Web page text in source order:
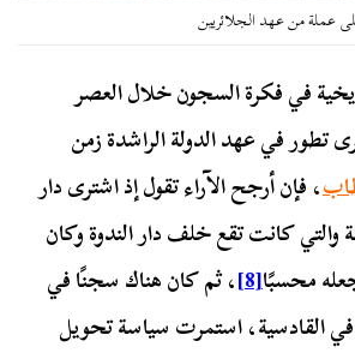
عملة من عهد الجلائريين
في فكرة السجون خلال العصر
تطور في عهد الدولة الراشدة زمن
، فإن أرجح الآراء تقول إذ اشترى دار
كانت تقع خلف دار الندوة وكان
[8] ، ثم كان هناك سجنًا في
القادسية، استمرت سياسة تحويل